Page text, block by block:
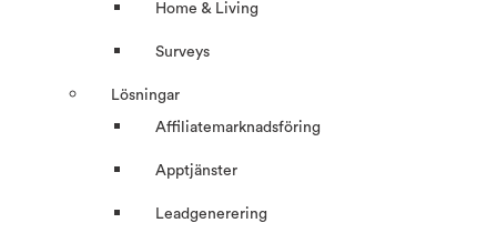
Home & Living
Surveys
Lösningar
Affiliatemarknadsföring
Apptjänster
Leadgenerering